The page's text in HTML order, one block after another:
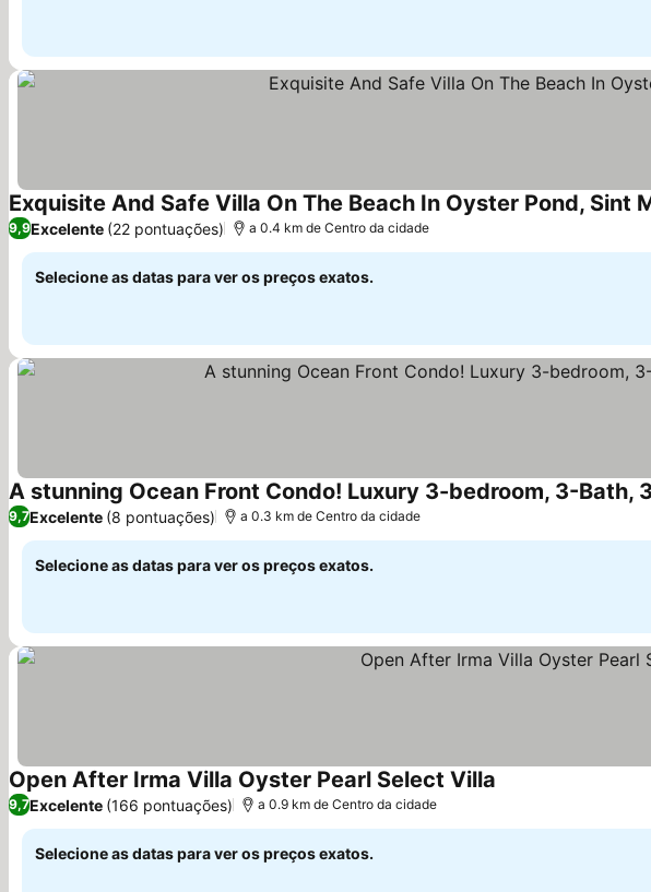
Exquisite And Safe Villa On The Beach In Oyster Pond, Sint
9,9Excelente (22 pontuações) a 0.4 km de Centro da cidade
Selecione as datas para ver os preços exatos.
A stunning Ocean Front Condo! Luxury 3-bedroom, 3-Bath,
9,7Excelente (8 pontuações) a 0.3 km de Centro da cidade
Selecione as datas para ver os preços exatos.
Open After Irma Villa Oyster Pearl Select Villa
9,7Excelente (166 pontuações) a 0.9 km de Centro da cidade
Selecione as datas para ver os preços exatos.